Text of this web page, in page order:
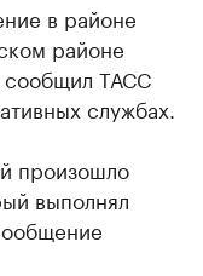
в районе
районе
сообщил ТАСС
службах.
произошло
выполнял